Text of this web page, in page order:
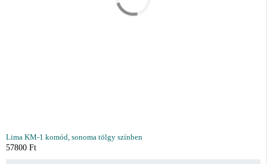
Lima KM-1 komód, sonoma tölgy színben
57800 Ft